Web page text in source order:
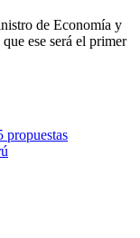
de Economía y
ese será el primer